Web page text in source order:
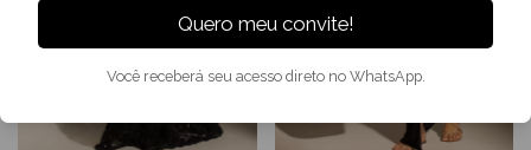
Quero meu convite!
Você receberá seu acesso direto no WhatsApp.